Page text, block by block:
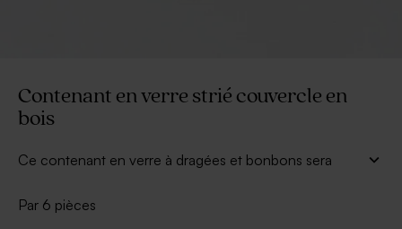
Contenant en verre strié couvercle en
bois
Ce contenant en verre à dragées et bonbons sera
s'accordera à tous les thèmes.
Par 6 pièces